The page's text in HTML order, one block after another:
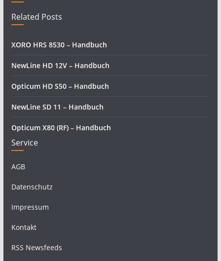
Related Posts
XORO HRS 8530 – Handbuch
NewLine HD 12V – Handbuch
Opticum HD S50 – Handbuch
NewLine SD 11 – Handbuch
Opticum X80 (RF) – Handbuch
Service
AGB
Datenschutz
Impressum
Kontakt
RSS Newsfeeds